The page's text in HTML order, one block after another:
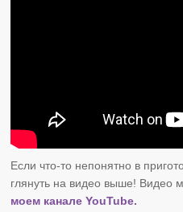
Если что-то непонятно в
глянуть на видео выше! Видео
моем канале YouTube.